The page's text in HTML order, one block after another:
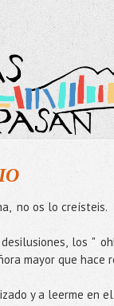
no os lo creísteis.
los "
mayor que hace
y a leerme en el